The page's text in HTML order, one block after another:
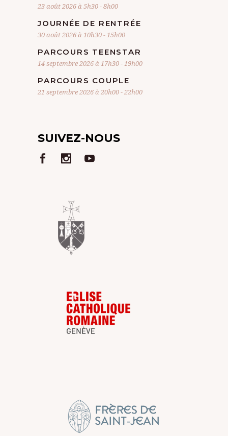
23 août 2026 à 5h30-8h00
JOURNÉE DE RENTRÉE
30 août 2026 à 10h30-15h00
PARCOURS TEENSTAR
14 septembre 2026 à 17h30-19h00
PARCOURS COUPLE
21 septembre 2026 à 20h00-22h00
SUIVEZ-NOUS